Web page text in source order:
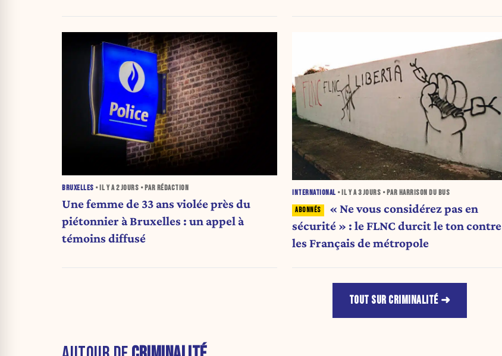
BRUXELLES • IL Y A2 JOURS • PAR RÉDACTION
Une femme de 33 ans violée près du
piétonnier à Bruxelles : un appel à
témoins diffusé
INTERNATIONAL • IL Y A3 JOURS • PAR HARRISON DU BUS
« Ne vous considérez pas en
sécurité » : le FLNC durcit le ton contre
les Français de métropole
TOUT SUR CRIMINALITÉ